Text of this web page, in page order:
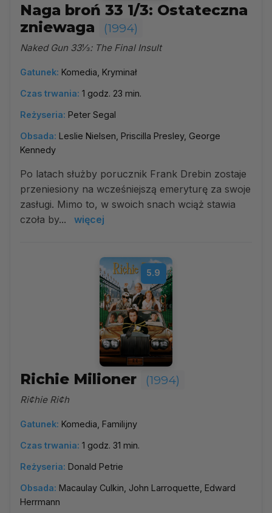
Naga broń 33 1/3: Ostateczna
zniewaga
(1994)
Naked Gun 33⅓: The Final Insult
Gatunek: Komedia, Kryminał
Czas trwania: 1 godz. 23 min.
Reżyseria: Peter Segal
Obsada: Leslie Nielsen, Priscilla Presley, George
Kennedy
Po latach służby porucznik Frank Drebin zostaje
przeniesiony na wcześniejszą emeryturę za swoje
zasługi. Mimo to, w swoich snach wciąż stawia
czoła by...
więcej
5.9
Richie Milioner (1994)
Ri¢hie Ri¢h
Gatunek: Komedia, Familijny
Czas trwania: 1 godz. 31 min.
Reżyseria: Donald Petrie
Obsada: Macaulay Culkin, John Larroquette, Edward
Herrmann